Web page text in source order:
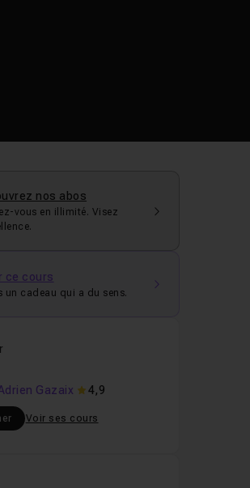
nos abos
vous en illimité. Visez
ce cours
un cadeau qui a du sens.
Gazaix 4,9
Voir ses cours